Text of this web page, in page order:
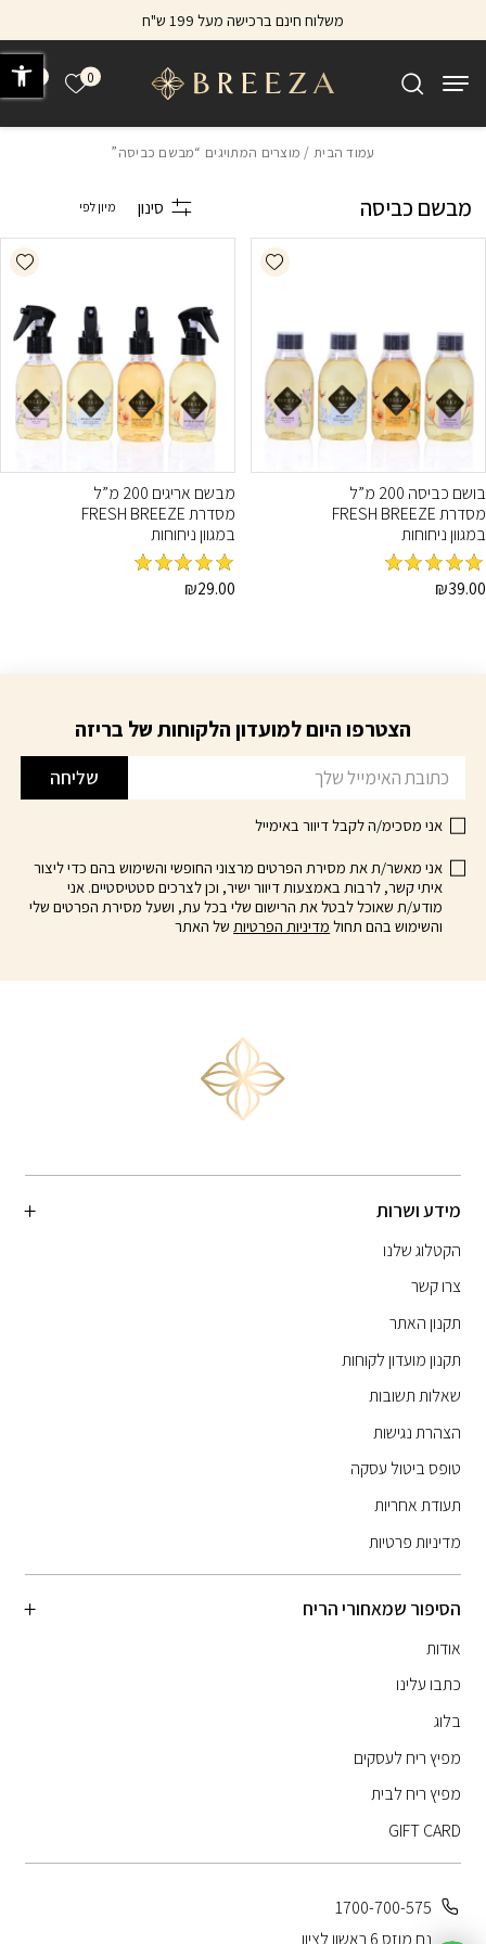
משלוח חינם ברכישה מעל 199 ש"ח
0 הרשימה
עמוד הבית/ מוצרים המתויגים “מבשם כביסה”
מבשם כביסה סינון
Add wishlist
בושם כביסה 200 מ”ל
מסדרת FRESH BREEZE
במגוון ניחוחות
מדורג5₪39.00
האפשרויות
בעמוד
המוצר
מבשם אריגים 200 מ”ל
מסדרת FRESH BREEZE
במגוון ניחוחות
מדורג5
₪29.00
סוגים.
ניתן
המוצר
הצטרפו היום למועדון הלקוחות של בריזה
שליחה
אני מסכימ/ה לקבל דיוור באימייל
אני מאשר/ת את מסירת הפרטים מרצוני החופשי והשימוש בהם כדי ליצור
איתי קשר, לרבות באמצעות דיוור ישיר, וכן לצרכים סטטיסטיים. אני
מודע/ת שאוכל לבטל את הרישום שלי בכל עת, ושעל מסירת הפרטים שלי
והשימוש בהם תחול מדיניות הפרטיותשל האתר
מידע ושרות
הקטלוג שלנו
צרו קשר
תקנון האתר
תקנון מועדון לקוחות
שאלות תשובות
הצהרת נגישות
טופס ביטול עסקה
תעודת אחריות
מדיניות פרטיות
הסיפור שמאחורי הריח
אודות
כתבו עלינו
בלוג
מפיץ ריח לעסקים
מפיץ ריח לבית
GIFT CARD
1700-700-575